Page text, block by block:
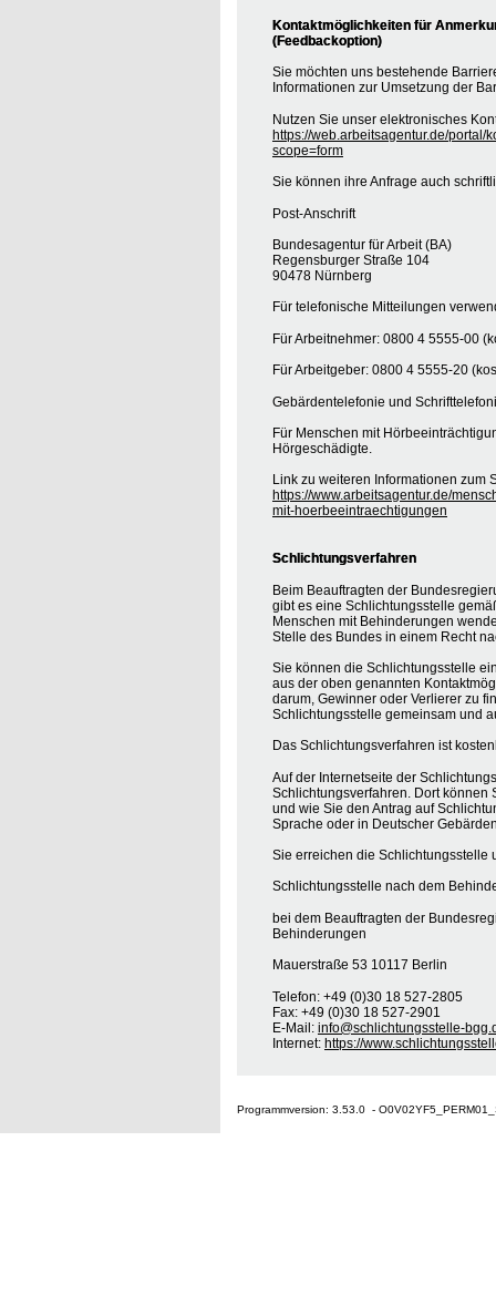
Kontaktmöglichkeiten für
(Feedbackoption)
Sie möchten uns bestehende
Informationen zur Umsetzung der
Nutzen Sie unser elektronisches
https://web.arbeitsagentur.de/portal/
scope=form
Sie können ihre Anfrage auch
Post-Anschrift
Bundesagentur für Arbeit (BA)
Regensburger Straße 104
90478 Nürnberg
Für telefonische Mitteilungen
Für Arbeitnehmer: 0800 4 5555-00
Für Arbeitgeber: 0800 4 5555-20
Gebärdentelefonie und
Für Menschen mit
Hörgeschädigte.
Link zu weiteren Informationen zum
https://www.arbeitsagentur.de/
mit-hoerbeeintraechtigungen
Schlichtungsverfahren
Beim Beauftragten der
gibt es eine Schlichtungsstelle
Menschen mit Behinderungen
Stelle des Bundes in einem Recht
Sie können die Schlichtungsstelle
aus der oben genannten
darum, Gewinner oder Verlierer zu
Schlichtungsstelle gemeinsam und
Das Schlichtungsverfahren ist
Auf der Internetseite der
Schlichtungsverfahren. Dort können
und wie Sie den Antrag auf
Sprache oder in Deutscher
Sie erreichen die Schlichtungsstelle
Schlichtungsstelle nach dem
bei dem Beauftragten der
Behinderungen
Mauerstraße 53 10117 Berlin
Telefon: +49 (0)30 18 527-2805
Fax: +49 (0)30 18 527-2901
E-Mail: info@schlichtungsstelle-
Internet: https://
Programmversion: 3.53.0 -